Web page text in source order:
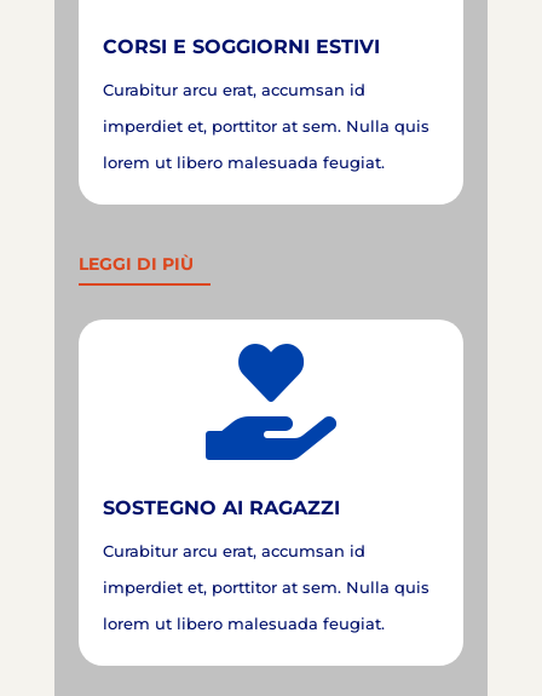
CORSI E SOGGIORNI ESTIVI
Curabitur arcu erat, accumsan id
imperdiet et, porttitor at sem. Nulla quis
lorem ut libero malesuada feugiat.
LEGGI DI PIÙ

SOSTEGNO AI RAGAZZI
Curabitur arcu erat, accumsan id
imperdiet et, porttitor at sem. Nulla quis
lorem ut libero malesuada feugiat.